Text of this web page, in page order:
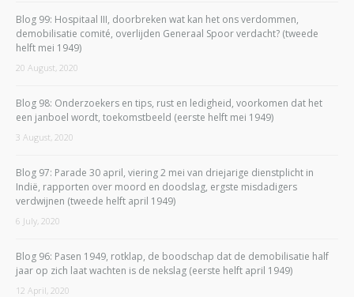
Blog 99: Hospitaal III, doorbreken wat kan het ons verdommen,
demobilisatie comité, overlijden Generaal Spoor verdacht? (tweede
helft mei 1949)
20 August, 2020
Blog 98: Onderzoekers en tips, rust en ledigheid, voorkomen dat het
een janboel wordt, toekomstbeeld (eerste helft mei 1949)
3 August, 2020
Blog 97: Parade 30 april, viering 2 mei van driejarige dienstplicht in
Indië, rapporten over moord en doodslag, ergste misdadigers
verdwijnen (tweede helft april 1949)
6 July, 2020
Blog 96: Pasen 1949, rotklap, de boodschap dat de demobilisatie half
jaar op zich laat wachten is de nekslag (eerste helft april 1949)
12 April, 2020